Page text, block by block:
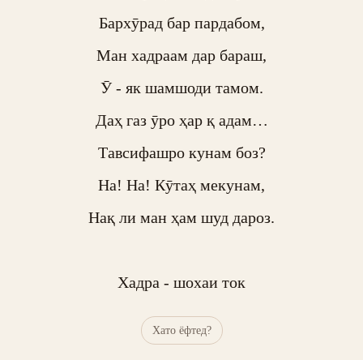
Бархӯрад бар пардабом,
Ман хадраам дар бараш,
Ӯ - як шамшоди тамом.
Даҳ газ ӯро ҳар қ адам…
Тавсифашро кунам боз?
На! На! Кӯтаҳ мекунам,
Нақ ли ман ҳам шуд дароз.
Хадра - шохаи ток
Хато ёфтед?